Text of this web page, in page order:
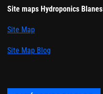
Site maps Hydroponics Blanes
Site Map
Site Map Blog